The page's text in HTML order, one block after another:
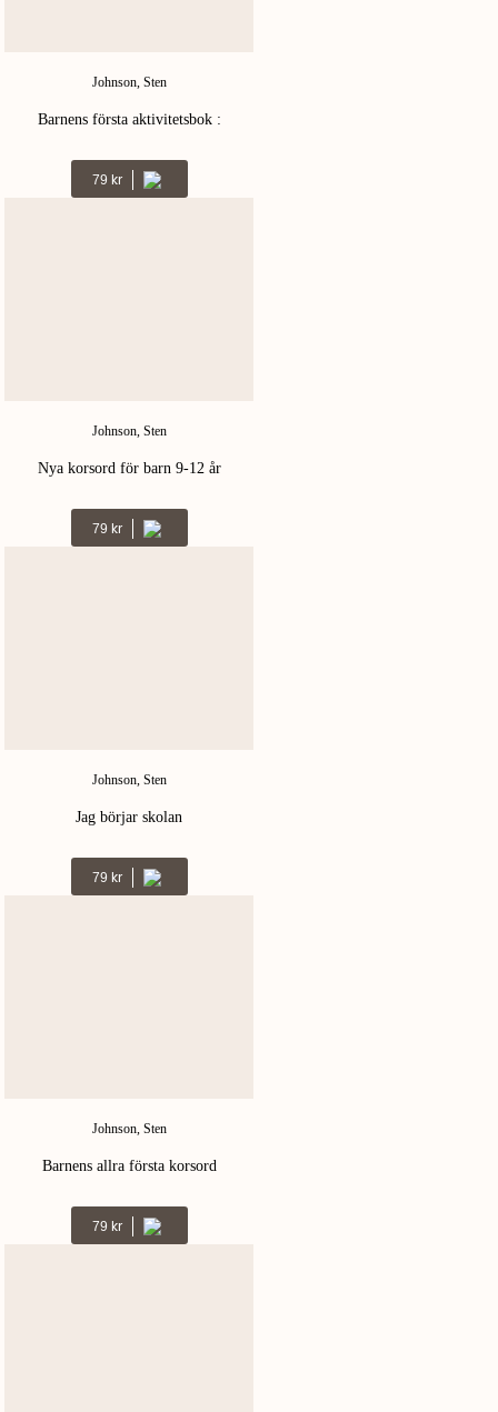
Johnson, Sten
Barnens första aktivitetsbok :
79 Kr
Johnson, Sten
Nya korsord för barn 9-12 år
79 Kr
Johnson, Sten
Jag börjar skolan
79 Kr
Johnson, Sten
Barnens allra första korsord
79 Kr